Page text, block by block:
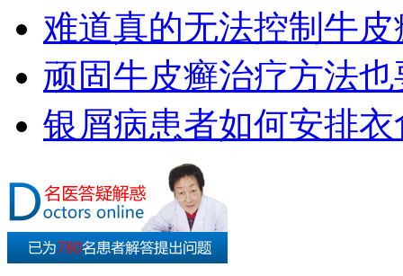
难道真的无法控制牛
顽固牛皮癣治疗方法也
银屑病患者如何安排